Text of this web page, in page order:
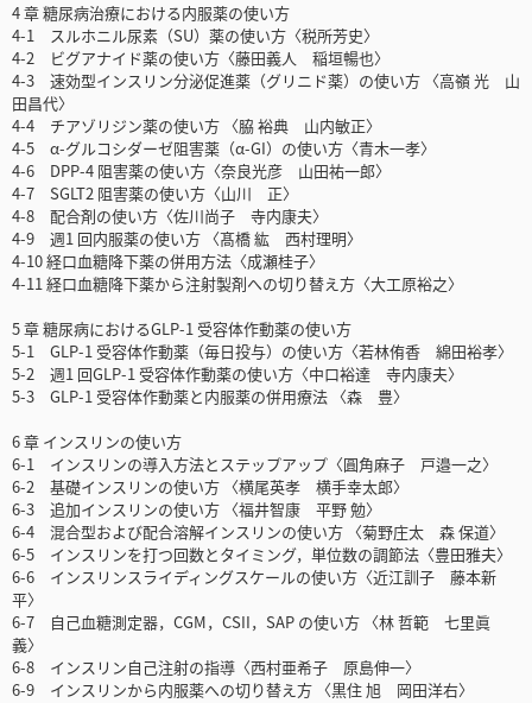
4 章 糖尿病治療における内服薬の使い方
4-1 スルホニル尿素（SU）薬の使い方〈税所芳史〉
4-2 ビグアナイド薬の使い方〈藤田義人 稲垣暢也〉
4-3 速効型インスリン分泌促進薬（グリニド薬）の使い方 〈高嶺 光 山
田昌代〉
4-4 チアゾリジン薬の使い方 〈脇 裕典 山内敏正〉
4-5 α-グルコシダーゼ阻害薬（α-GI）の使い方〈青木一孝〉
4-6 DPP-4 阻害薬の使い方〈奈良光彦 山田祐一郎〉
4-7 SGLT2 阻害薬の使い方〈山川 正〉
4-8 配合剤の使い方〈佐川尚子 寺内康夫〉
4-9 週1 回内服薬の使い方 〈髙橋 紘 西村理明〉
4-10 経口血糖降下薬の併用方法〈成瀬桂子〉
4-11 経口血糖降下薬から注射製剤への切り替え方〈大工原裕之〉
5 章 糖尿病におけるGLP-1 受容体作動薬の使い方
5-1 GLP-1 受容体作動薬（毎日投与）の使い方〈若林侑香 綿田裕孝〉
5-2 週1 回GLP-1 受容体作動薬の使い方〈中口裕達 寺内康夫〉
5-3 GLP-1 受容体作動薬と内服薬の併用療法 〈森 豊〉
6 章 インスリンの使い方
6-1 インスリンの導入方法とステップアップ〈圓角麻子 戸邉一之〉
6-2 基礎インスリンの使い方 〈横尾英孝 横手幸太郎〉
6-3 追加インスリンの使い方 〈福井智康 平野 勉〉
6-4 混合型および配合溶解インスリンの使い方 〈菊野庄太 森 保道〉
6-5 インスリンを打つ回数とタイミング，単位数の調節法〈豊田雅夫〉
6-6 インスリンスライディングスケールの使い方〈近江訓子 藤本新
平〉
6-7 自己血糖測定器，CGM，CSII，SAP の使い方 〈林 哲範 七里眞
義〉
6-8 インスリン自己注射の指導〈西村亜希子 原島伸一〉
6-9 インスリンから内服薬への切り替え方 〈黒住 旭 岡田洋右〉